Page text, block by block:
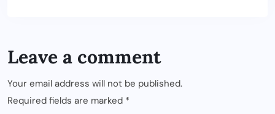
Leave a comment
Your email address will not be published.
Required fields are marked *